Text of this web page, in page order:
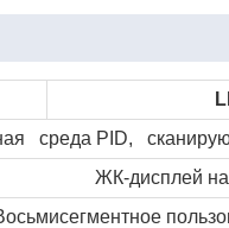
среда PID,
ЖК-дисплей